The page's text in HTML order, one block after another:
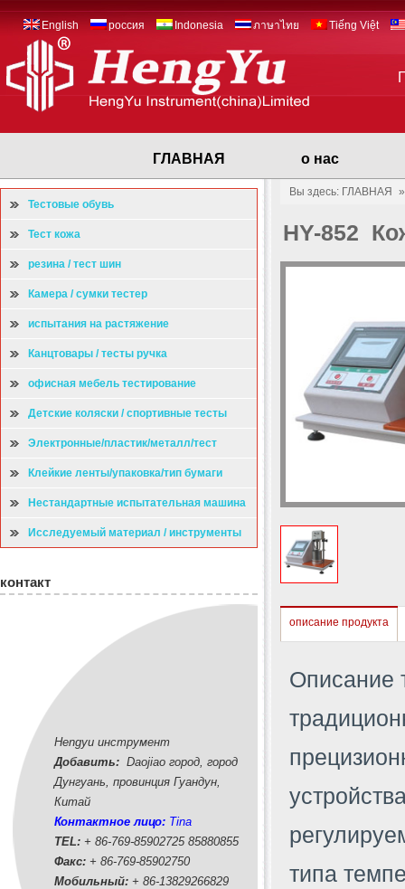
Tiếng Việt
ภาษาไทย
Indonesia
россия
English
ГЛАВНАЯ о нас
Тестовые обувь
Тест кожа
резина / тест шин
Камера / сумки тестер
испытания на растяжение
Канцтовары / тесты ручка
офисная мебель тестирование
Детские коляски / спортивные тесты
Электронные/пластик/металл/тест
Клейкие ленты/упаковка/тип бумаги
испытательная машина
Нестандартные испытательная машина
Исследуемый материал / инструменты
контакт
Hengyu инструмент
Добавить: Daojiao город, город
Дунгуань, провинция Гуандун,
Китай
Контактное лицо: Tina
TEL: + 86-769-85902725 85880855
Факс: + 86-769-85902750
Мобильный: + 86-13829266829
Вы здесь: ГЛАВНАЯ
HY-852
описание продукта
Описание
типа